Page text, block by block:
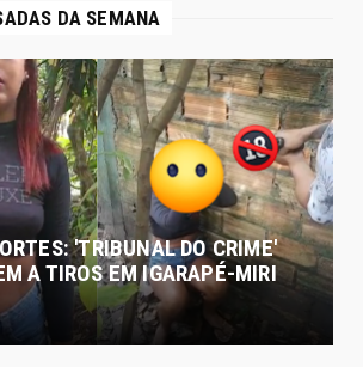
DA SEMANA
'TRIBUNAL DO CRIME'
A TIROS EM IGARAPÉ-MIRI